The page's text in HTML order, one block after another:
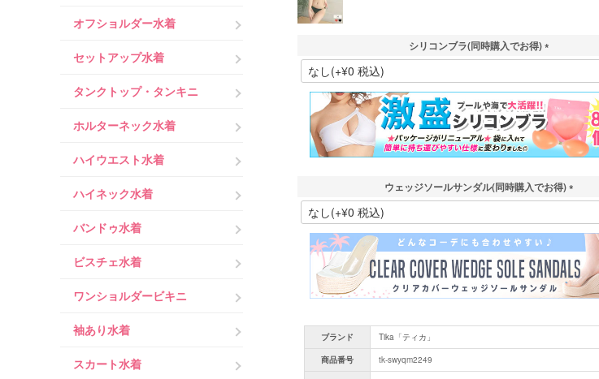
オフショルダー水着
セットアップ水着
タンクトップ・タンキニ
ホルターネック水着
ハイウエスト水着
ハイネック水着
バンドゥ水着
ビスチェ水着
ワンショルダービキニ
袖あり水着
スカート水着
シリコンブラ(同時購入でお得)
(
必
須
)
ウェッジソールサンダル(同時購入でお得)
(
必
須
)
ブランド
Tika「ティカ」
商品番号
tk-swyqm2249